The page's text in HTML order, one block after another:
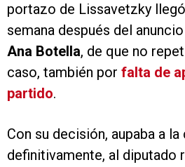
portazo de Lissavetzky
semana después del
Ana Botella, de que no
caso, también por falta de
partido.
Con su decisión, aupaba a la
definitivamente, al diputado